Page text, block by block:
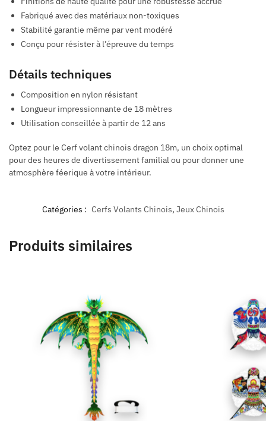
Fabriqué avec des matériaux non-toxiques
Stabilité garantie même par vent modéré
Conçu pour résister à l’épreuve du temps
Détails techniques
Composition en nylon résistant
Longueur impressionnante de 18 mètres
Utilisation conseillée à partir de 12 ans
Optez pour le Cerf volant chinois dragon 18m, un choix optimal
pour des heures de divertissement familial ou pour donner une
atmosphère féerique à votre intérieur.
Catégories : Cerfs Volants Chinois, Jeux Chinois
Produits similaires